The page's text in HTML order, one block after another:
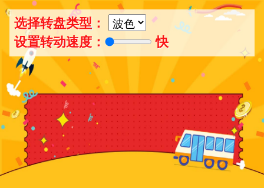
选择转盘类型：
设置转动速度：
快